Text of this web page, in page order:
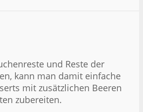
und Reste der
kann man damit einfache
mit zusätzlichen Beeren
zubereiten.